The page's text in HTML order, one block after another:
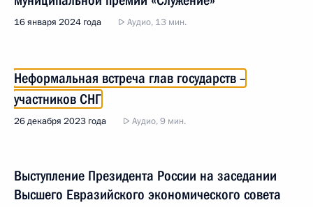
16 января 2024 года Аудио, 13 мин.
Неформальная встреча глав государств –
участников СНГ
26 декабря 2023 года Аудио, 9 мин.
Выступление Президента России на заседании
Высшего Евразийского экономического совета